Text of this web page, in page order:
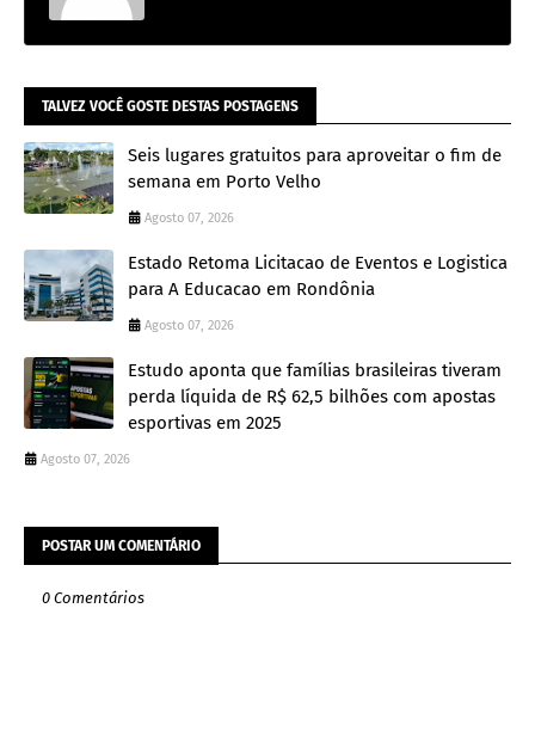
TALVEZ VOCÊ GOSTE DESTAS POSTAGENS
Seis lugares gratuitos para aproveitar o fim de
semana em Porto Velho
Agosto 07, 2026
Estado Retoma Licitacao de Eventos e Logistica
para A Educacao em Rondônia
Agosto 07, 2026
Estudo aponta que famílias brasileiras tiveram
perda líquida de R$ 62,5 bilhões com apostas
esportivas em 2025
Agosto 07, 2026
POSTAR UM COMENTÁRIO
0 Comentários